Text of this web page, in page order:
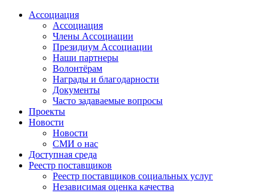
Ассоциация
Ассоциация
Члены Ассоциации
Президиум Ассоциации
Наши партнеры
Волонтёрам
Награды и благодарности
Документы
Часто задаваемые вопросы
Проекты
Новости
Новости
СМИ о нас
Доступная среда
Реестр поставщиков
Реестр поставщиков социальных услуг
Независимая оценка качества